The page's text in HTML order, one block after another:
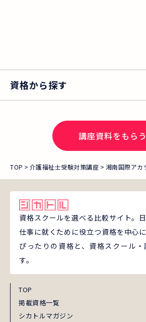
資格から探す
講座資料をもらう
TOP 介護福祉士受験対策講座 湘南国際アカ
資格スクールを選べる比較サイト。
仕事に就くために役立つ資格を中心
ぴったりの資格と、資格スクール
す。
TOP
掲載資格一覧
シカトルマガジン